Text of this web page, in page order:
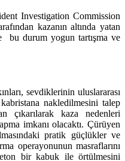
Investigation Commission
kazanın altında yatan
bu durum yogun tartışma ve
sevdiklerinin uluslararası
nakledilmesini talep
çıkarılarak kaza nedenleri
imkanı olacaktı. Çürüyen
pratik güçlükler ve
operayonunun masraflarını
bir kabuk ile örtülmesini